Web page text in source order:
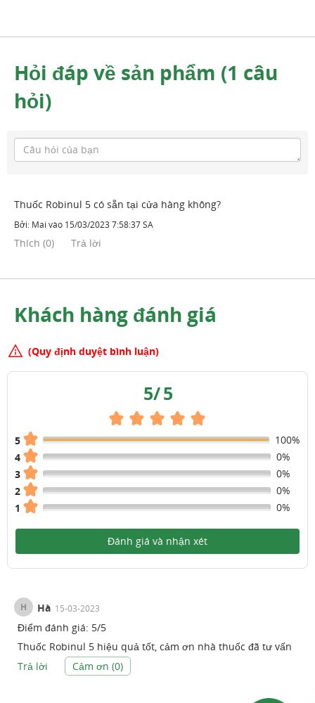
Hỏi đáp về sản phẩm (1 câu
hỏi)
Thuốc Robinul 5 có sẵn tại cửa hàng không?
Bởi: Mai vào 15/03/2023 7:58:37 SA
Thích (0) Trả lời
Khách hàng đánh giá
(Quy định duyệt bình luận)
5/5
5
100%
4
0%
3
0%
2
0%
1
0%
Đánh giá và nhận xét
H Hà 15-03-2023
Điểm đánh giá: 5/5
Thuốc Robinul 5 hiệu quả tốt, cảm ơn nhà thuốc đã tư vấn
Trả lời
Cảm ơn (0)